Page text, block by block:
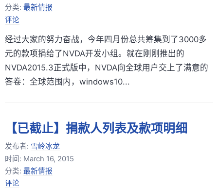
分类: 最新情报
评论
经过大家的努力奋战，今年四月份总共筹集到了3000多
元的款项捐给了NVDA开发小组。就在刚刚推出的
NVDA2015.3正式版中，NVDA向全球用户交上了满意的
答卷：全球范围内，windows10...
【已截止】捐款人列表及款项明细
发布者: 雪岭冰龙
时间: March 16, 2015
分类: 最新情报
评论